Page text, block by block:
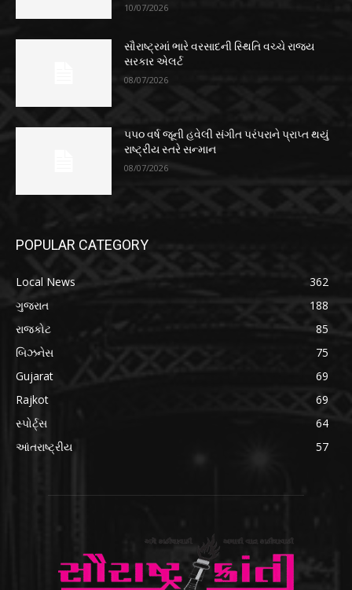
10/07/2026
સૌરાષ્ટ્રમાં ભારે વરસાદની સ્થિતિ વચ્ચે રાજ્ય
સરકાર એલર્ટ
08/07/2026
૫૫૦ વર્ષ જૂની હવેલી સંગીત પરંપરાને પ્રાપ્ત થયું
રાષ્ટ્રીય સ્તરે સન્માન
08/07/2026
POPULAR CATEGORY
Local News
362
ગુજરાત
188
રાજકોટ
85
બિઝનેસ
75
Gujarat
69
Rajkot
69
સ્પોર્ટ્સ
64
આંતરાષ્ટ્રીય
57